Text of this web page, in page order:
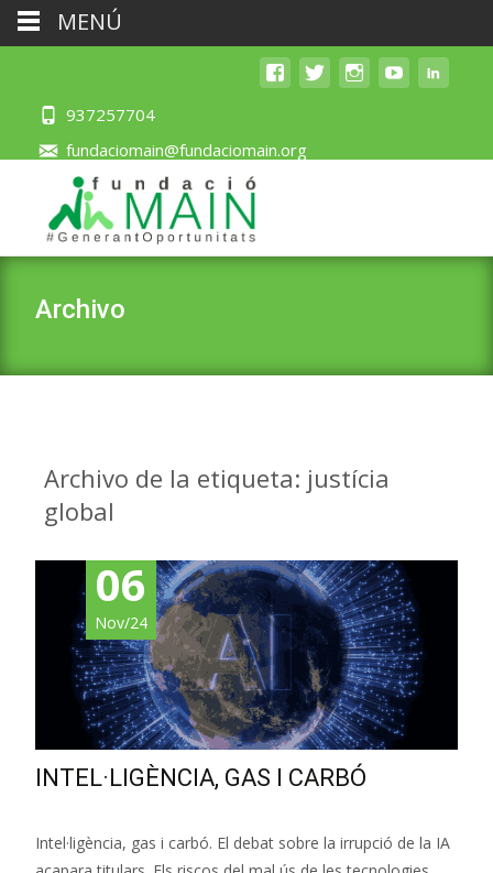
937257704
fundaciomain@fundaciomain.org
Archivo
Archivo de la etiqueta: justícia
global
06
Nov/24
INTEL·LIGÈNCIA, GAS I CARBÓ
Intel·ligència, gas i carbó. El debat sobre la irrupció de la IA
MENÚ